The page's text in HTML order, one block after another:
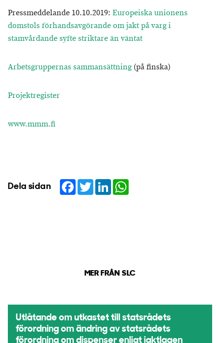
Pressmeddelande 10.10.2019: Europeiska unionens
domstols förhandsavgörande om jakt på varg i
stamvårdande syfte striktare än väntat
Arbetsgruppernas sammansättning (på finska)
Projektregister
www.mmm.fi
Dela sidan Facebook
TwitterLinkedIn
MER FRÅN SLC
Utlåtande om utkastet till statsrådets
förordning om ändring av statsrådets
förordning om dispenser enligt jaktlagen